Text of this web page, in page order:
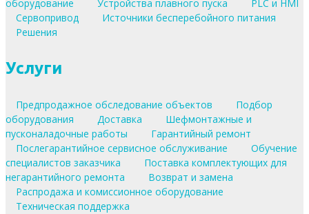
оборудование Устройства плавного пуска
PLC и HMI
Сервопривод
Источники бесперебойного питания
Решения
Услуги
Предпродажное обследование объектов
Подбор
оборудования
Доставка
Шефмонтажные и
пусконаладочные работы
Гарантийный ремонт
Послегарантийное сервисное обслуживание
Обучение
специалистов заказчика
Поставка комплектующих для
негарантийного ремонта
Возврат и замена
Распродажа и комиссионное оборудование
Техническая поддержка